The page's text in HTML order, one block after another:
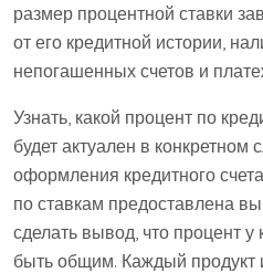
размер процентной ставки
от его кредитной истории,
непогашенных счетов и
Узнать, какой процент по
будет актуален в конкретном
оформления кредитного
по ставкам предоставлена
сделать вывод, что процент
быть общим. Каждый продукт